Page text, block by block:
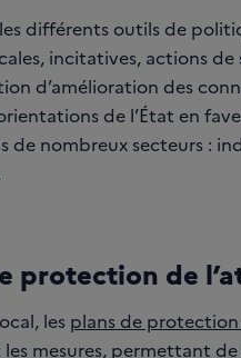
différents outils de
incitatives, actions
d’amélioration des
de l’État en
de nombreux secteurs :
protection de
les plans de protection
mesures, permettant